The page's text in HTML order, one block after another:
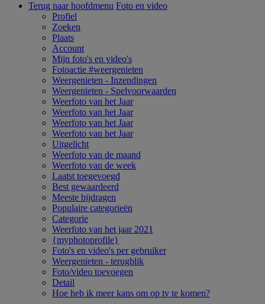
Terug naar hoofdmenu Foto en video
Profiel
Zoeken
Plaats
Account
Mijn foto's en video's
Fotoactie #weergenieten
Weergenieten - Inzendingen
Weergenieten - Spelvoorwaarden
Weerfoto van het Jaar
Weerfoto van het Jaar
Weerfoto van het Jaar
Weerfoto van het Jaar
Uitgelicht
Weerfoto van de maand
Weerfoto van de week
Laatst toegevoegd
Best gewaardeerd
Meeste bijdragen
Populaire categorieën
Categorie
Weerfoto van het jaar 2021
{myphotoprofile}
Foto's en video's per gebruiker
Weergenieten - terugblik
Foto/video toevoegen
Detail
Hoe heb ik meer kans om op tv te komen?